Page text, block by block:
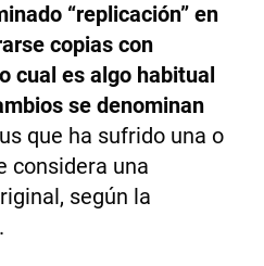
“replicación” en
copias con
cual es algo habitual
se denominan
que ha sufrido una o
considera una
según la